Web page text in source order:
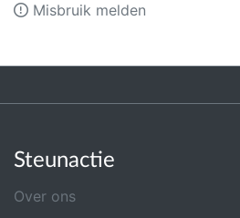
Misbruik melden
Steunactie
Over ons